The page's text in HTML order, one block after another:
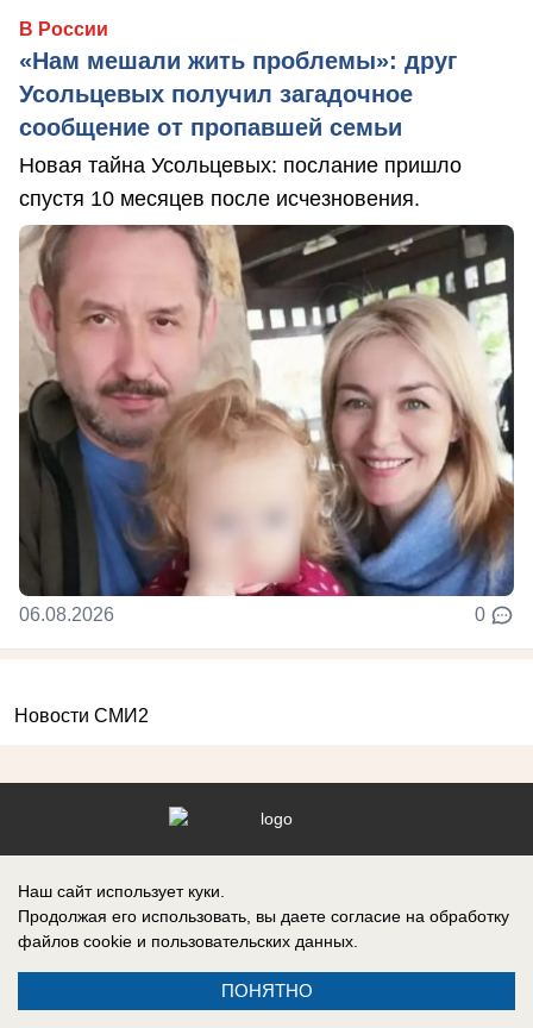
В России
«Нам мешали жить проблемы»: друг
Усольцевых получил загадочное
сообщение от пропавшей семьи
Новая тайна Усольцевых: послание пришло
спустя 10 месяцев после исчезновения.
06.08.2026 0
Новости СМИ2
Контакты
Наш сайт использует куки.
Продолжая его использовать, вы даете согласие на обработку
файлов cookie и пользовательских данных.
ПОНЯТНО